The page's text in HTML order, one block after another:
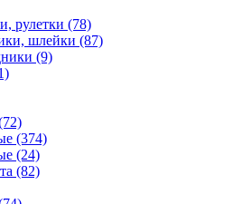
рулетки (78)
шлейки (87)
(9)
(374)
(24)
(82)